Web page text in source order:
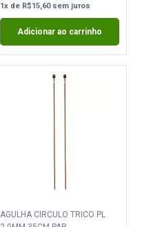
1xde R$15,60sem juros
Adicionar ao carrinho
AGULHA CIRCULO TRICO PL